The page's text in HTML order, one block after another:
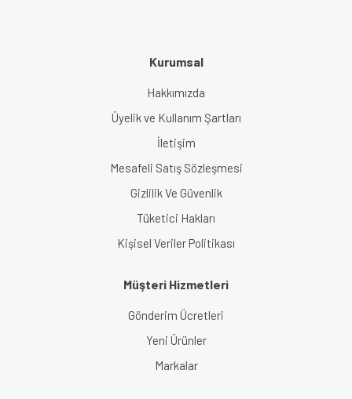
Kurumsal
Hakkımızda
Üyelik ve Kullanım Şartları
İletişim
Mesafeli Satış Sözleşmesi
Gizlilik Ve Güvenlik
Tüketici Hakları
Kişisel Veriler Politikası
Müşteri Hizmetleri
Gönderim Ücretleri
Yeni Ürünler
Markalar